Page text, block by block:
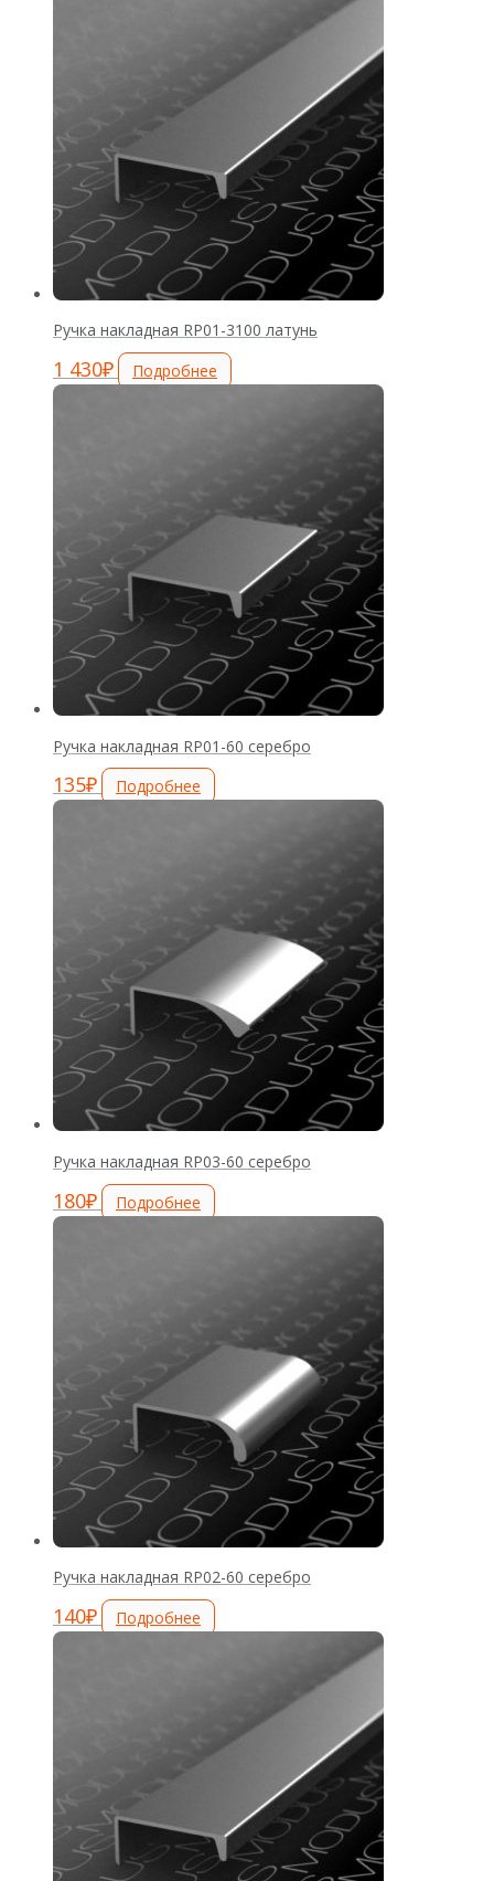
Ручка накладная RP01-3100 латунь
1 430₽ Подробнее
Ручка накладная RP01-60 серебро
135₽ Подробнее
Ручка накладная RP03-60 серебро
180₽ Подробнее
Ручка накладная RP02-60 серебро
140₽ Подробнее